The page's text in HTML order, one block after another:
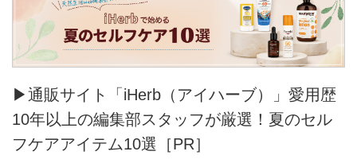
▶通販サイト「iHerb（アイハーブ）」愛用歴
10年以上の編集部スタッフが厳選！夏のセル
フケアアイテム10選［PR］